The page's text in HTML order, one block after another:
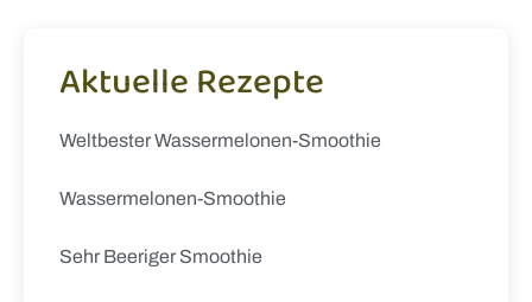
Aktuelle Rezepte
Weltbester Wassermelonen-Smoothie
Wassermelonen-Smoothie
Sehr Beeriger Smoothie